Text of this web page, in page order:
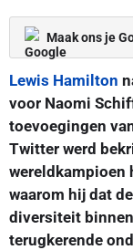
Maak ons je
Lewis Hamilton
voor Naomi
toevoegingen
Twitter werd
wereldkampioen
waarom hij dat
diversiteit
terugkerende